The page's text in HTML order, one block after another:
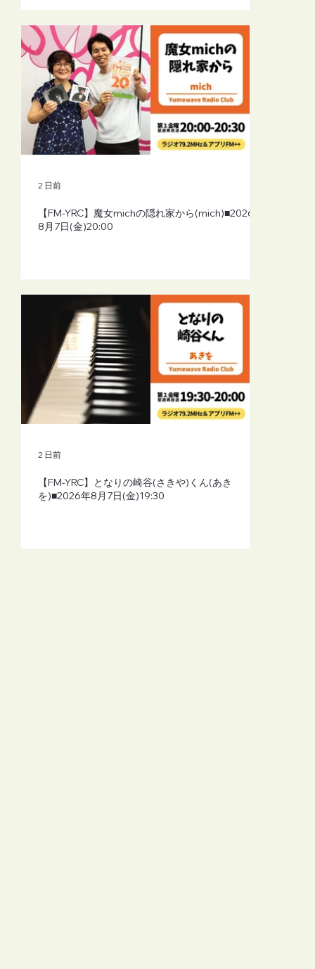
【FM-YRC】魔女michの隠れ家から(mich)■2026年
8月7日(金)20:00
2 日前
【FM-YRC】となりの崎谷(さきや)くん(あき
を)■2026年8月7日(金)19:30
2 日前